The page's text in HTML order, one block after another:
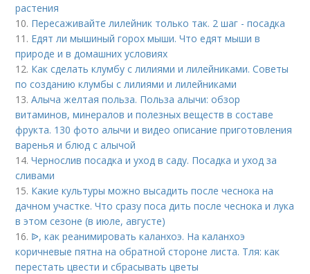
растения
10. Пересаживайте лилейник только так. 2 шаг - посадка
11. Едят ли мышиный горох мыши. Что едят мыши в
природе и в домашних условиях
12. Как сделать клумбу с лилиями и лилейниками. Советы
по созданию клумбы с лилиями и лилейниками
13.Алыча желтая польза. Польза алычи: обзор
витаминов, минералов и полезных веществ в составе
фрукта. 130 фото алычи и видео описание приготовления
варенья и блюд с алычой
14.Чернослив посадка и уход в саду. Посадка и уход за
сливами
15. Какие культуры можно высадить после чеснока на
дачном участке. Что сразу поса дить после чеснока и лука
в этом сезоне (в июле, августе)
16. ᐉ, как реанимировать каланхоэ. На каланхоэ
коричневые пятна на обратной стороне листа. Тля: как
перестать цвести и сбрасывать цветы